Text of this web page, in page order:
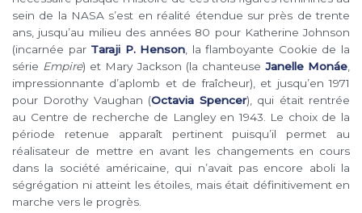
sein de la NASA s’est en réalité étendue sur près de trente
ans, jusqu’au milieu des années 80 pour Katherine Johnson
(incarnée par Taraji P. Henson , la flamboyante Cookie de la
série Empire) et Mary Jackson (la chanteuse Janelle Monáe
impressionnante d’aplomb et de fraîcheur), et jusqu’en 1971
pour Dorothy Vaughan (Octavia Spencer), qui était rentrée
au Centre de recherche de Langley en 1943. Le choix de la
période retenue apparaît pertinent puisqu’il permet au
réalisateur de mettre en avant les changements en cours
dans la société américaine, qui n’avait pas encore aboli la
ségrégation ni atteint les étoiles, mais était définitivement en
marche vers le progrès.